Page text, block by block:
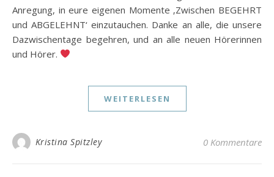
Anregung, in eure eigenen Momente ‚Zwischen BEGEHRT
und ABGELEHNT‘ einzutauchen. Danke an alle, die unsere
Dazwischentage begehren, und an alle neuen Hörerinnen
und Hörer.
WEITERLESEN
Kristina Spitzley 0 Kommentare